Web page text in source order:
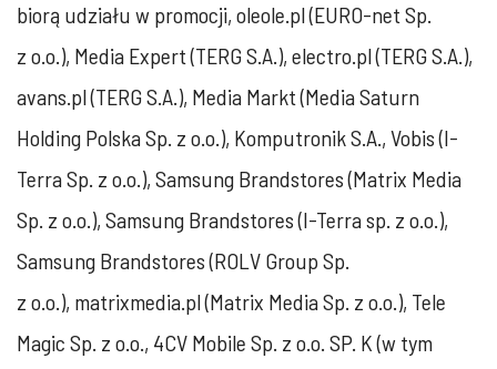
biorą udziału w promocji, oleole.pl (EURO-net Sp.
z o.o.), Media Expert (TERG S.A.), electro.pl (TERG S.A.),
avans.pl (TERG S.A.), Media Markt (Media Saturn
Holding Polska Sp. z o.o.), Komputronik S.A., Vobis (I-
Terra Sp. z o.o.), Samsung Brandstores (Matrix Media
Sp. z o.o.), Samsung Brandstores (I-Terra sp. z o.o.),
Samsung Brandstores (ROLV Group Sp.
z o.o.), matrixmedia.pl (Matrix Media Sp. z o.o.), Tele
Magic Sp. z o.o., 4CV Mobile Sp. z o.o. SP. K (w tym